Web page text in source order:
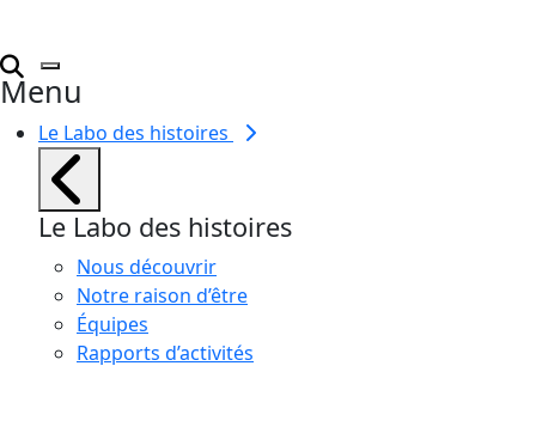
Menu
Le Labo des histoires
Le Labo des histoires
Nous découvrir
Notre raison d’être
Équipes
Rapports d’activités